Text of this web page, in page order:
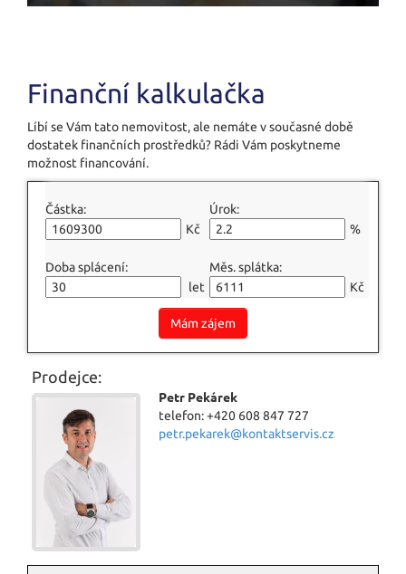
Finanční kalkulačka
Líbí se Vám tato nemovitost, ale nemáte v současné době
dostatek finančních prostředků? Rádi Vám poskytneme
možnost financování.
Částka:
Kč
Úrok:
%
Doba splácení:
let
Měs. splátka:
Kč
Mám zájem
Prodejce:
Petr Pekárek
telefon: +420 608 847 727
petr.pekarek@kontaktservis.cz